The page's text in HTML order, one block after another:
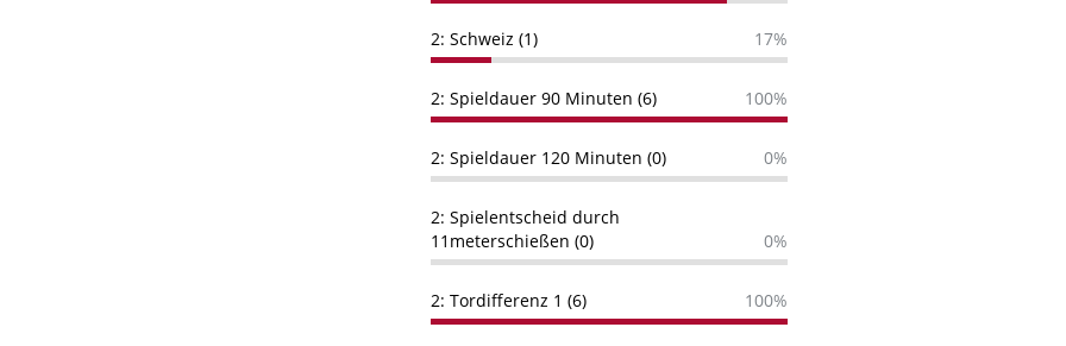
2: Schweiz (1) 17%
2: Spieldauer 90 Minuten (6) 100%
2: Spieldauer 120 Minuten (0) 0%
2: Spielentscheid durch
11meterschießen (0)
0%
2: Tordifferenz 1 (6) 100%